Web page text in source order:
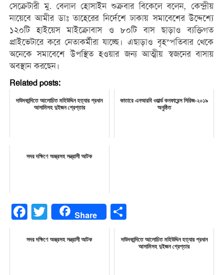
সেক্রেটারী মু. বেলাল হোসাইন শুক্রবার বিকেলে বলেন, কেন্দ্রীয়
নায়েবে আমীর ডাঃ তাহেরের নির্দেশে ঢাকায় সমাবেশের উদ্দেশ্যে
১২০টি হাইয়েস মাইক্রোবাস ও ৮০টি বাস ছাড়াও ব্যক্তিগত
প্রাইভেটারে করে নেতাকর্মীরা যাচ্ছে। এছাড়াও বৃহস্পতিবার থেকে
অনেকে সমাবেশে উপস্থিত হওয়ার জন্য আত্মীয় স্বজনের বাসায়
অবস্থান করছেন।
Related posts:
দাউদকান্দিতে আলোচিত মহিউদ্দিন হত্যার প্রধান
আসামিসহ দুইজন গ্রেপ্তার
কাতারে এনআরবি ওয়ার্ল্ড কনফারেন্স সিরিজ-২০১৯
অনুষ্ঠিত
সদর দক্ষিণে অস্ত্রসহ সন্ত্রাসী আটক
Facebook
Twitter Share
সদর দক্ষিণে অস্ত্রসহ সন্ত্রাসী আটক
দাউদকান্দিতে আলোচিত মহিউদ্দিন হত্যার প্রধান
আসামিসহ দুইজন গ্রেপ্তার